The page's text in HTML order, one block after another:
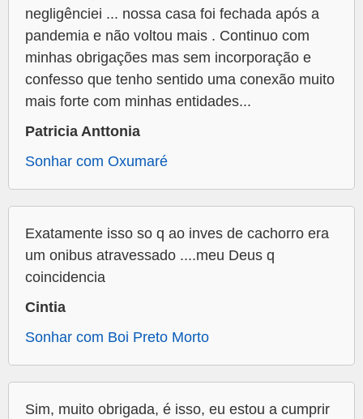
negligênciei ... nossa casa foi fechada após a
pandemia e não voltou mais . Continuo com
minhas obrigações mas sem incorporação e
confesso que tenho sentido uma conexão muito
mais forte com minhas entidades...
Patricia Anttonia
Sonhar com Oxumaré
Exatamente isso so q ao inves de cachorro era
um onibus atravessado ....meu Deus q
coincidencia
Cintia
Sonhar com Boi Preto Morto
Sim, muito obrigada, é isso, eu estou a cumprir